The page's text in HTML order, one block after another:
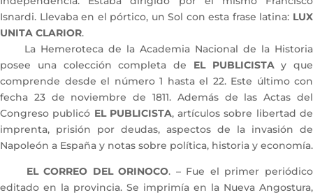
Isnardi. Llevaba en el pórtico, un Sol con esta frase latina: LUX
UNITA CLARIOR.
La Hemeroteca de la Academia Nacional de la Historia
posee una colección completa de EL PUBLICISTAy que
comprende desde el número 1 hasta el 22. Este último con
fecha 23 de noviembre de 1811. Además de las Actas del
Congreso publicó EL PUBLICISTA, artículos sobre libertad de
imprenta, prisión por deudas, aspectos de la invasión de
Napoleón a España y notas sobre política, historia y economía.
EL CORREO DEL ORINOCO. – Fue el primer periódico
editado en la provincia. Se imprimía en la Nueva Angostura,